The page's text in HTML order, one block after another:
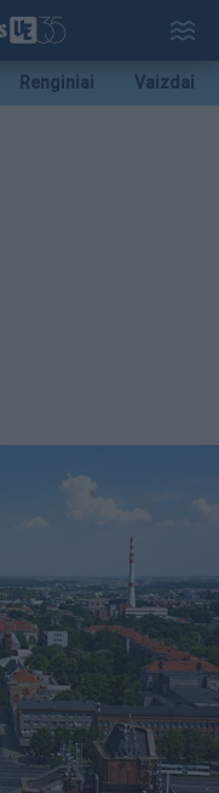
Renginiai Vaizdai